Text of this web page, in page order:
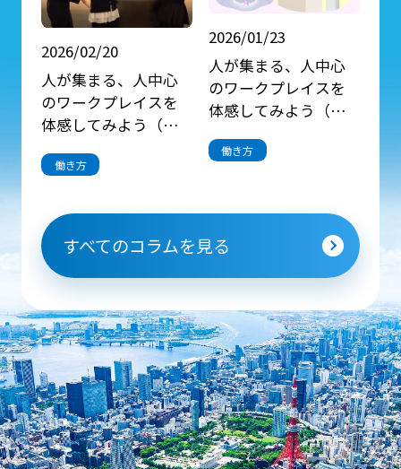
2026/02/20
人が集まる、人中心
のワークプレイスを
体感してみよう（後
働き方
2026/01/23
人が集まる、人中心
のワークプレイスを
体感してみよう（前
働き方
すべてのコラムを見る